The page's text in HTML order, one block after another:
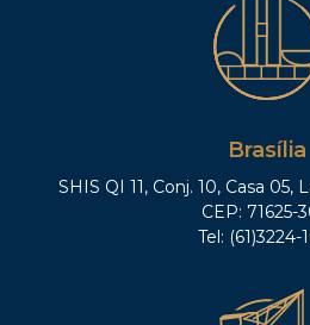
Brasília
SHIS QI 11, Conj. 10, Casa 05,
CEP: 71625-
Tel: (61)3224-